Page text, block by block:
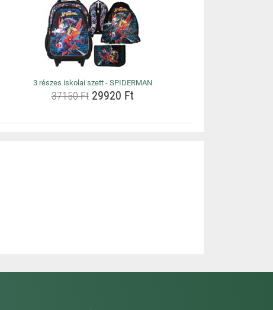
3 részes iskolai szett - SPIDERMAN
37150 Ft29920 Ft